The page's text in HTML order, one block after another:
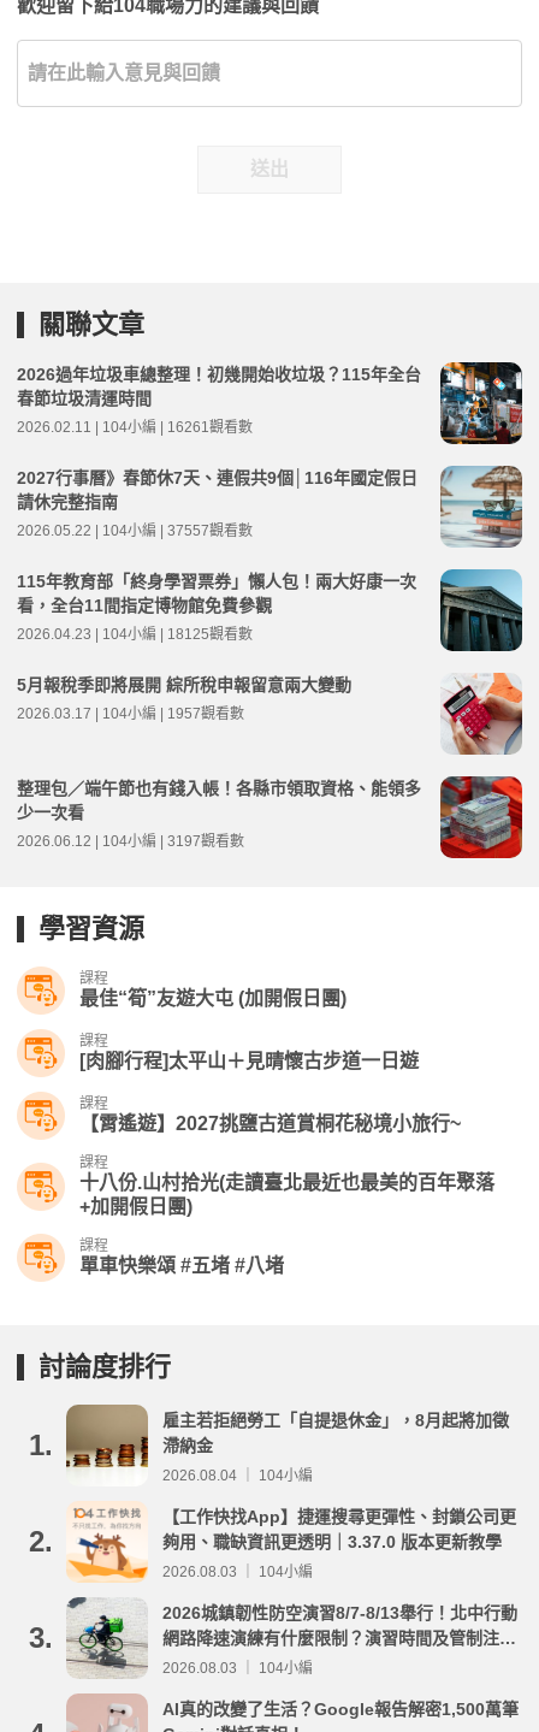
歡迎留下給104職場力的建議與回饋
送出
關聯文章
2026過年垃圾車總整理！初幾開始收垃圾？115年全台
春節垃圾清運時間
2026.02.11 | 104小編 | 16261觀看數
2027行事曆》春節休7天、連假共9個│116年國定假日
請休完整指南
2026.05.22 | 104小編 | 37557觀看數
115年教育部「終身學習票券」懶人包！兩大好康一次
看，全台11間指定博物館免費參觀
2026.04.23 | 104小編 | 18125觀看數
5月報稅季即將展開 綜所稅申報留意兩大變動
2026.03.17 | 104小編 | 1957觀看數
整理包／端午節也有錢入帳！各縣市領取資格、能領多
少一次看
2026.06.12 | 104小編 | 3197觀看數
學習資源
課程
最佳“筍”友遊大屯 (加開假日團)
課程
[肉腳行程]太平山＋見晴懷古步道一日遊
課程
【霄遙遊】2027挑鹽古道賞桐花秘境小旅行~
課程
十八份.山村拾光(走讀臺北最近也最美的百年聚落
+加開假日團)
課程
單車快樂頌 #五堵 #八堵
討論度排行
1.
雇主若拒絕勞工「自提退休金」，8月起將加徵
滯納金
2026.08.04 ｜ 104小編
2.
【工作快找App】捷運搜尋更彈性、封鎖公司更
夠用、職缺資訊更透明｜3.37.0 版本更新教學
2026.08.03 ｜ 104小編
3.
2026城鎮韌性防空演習8/7-8/13舉行！北中行動
網路降速演練有什麼限制？演習時間及管制注意
事項整理
2026.08.03 ｜ 104小編
AI真的改變了生活？Google報告解密1,500萬筆